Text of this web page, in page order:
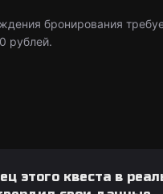
бронирования
рублей.
этого квеста в